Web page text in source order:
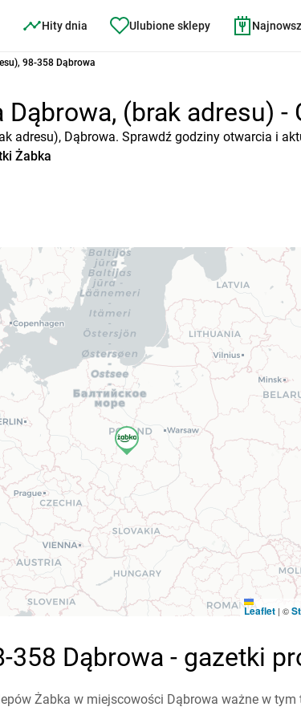
Hity dnia Ulubione sklepy
98-358 Dąbrowa
Dąbrowa, (brak adresu)
adresu), Dąbrowa. Sprawdź godziny otwarcia i
Żabka
Leaflet | ©
358 Dąbrowa - gazetki
Żabka w miejscowości Dąbrowa ważne w